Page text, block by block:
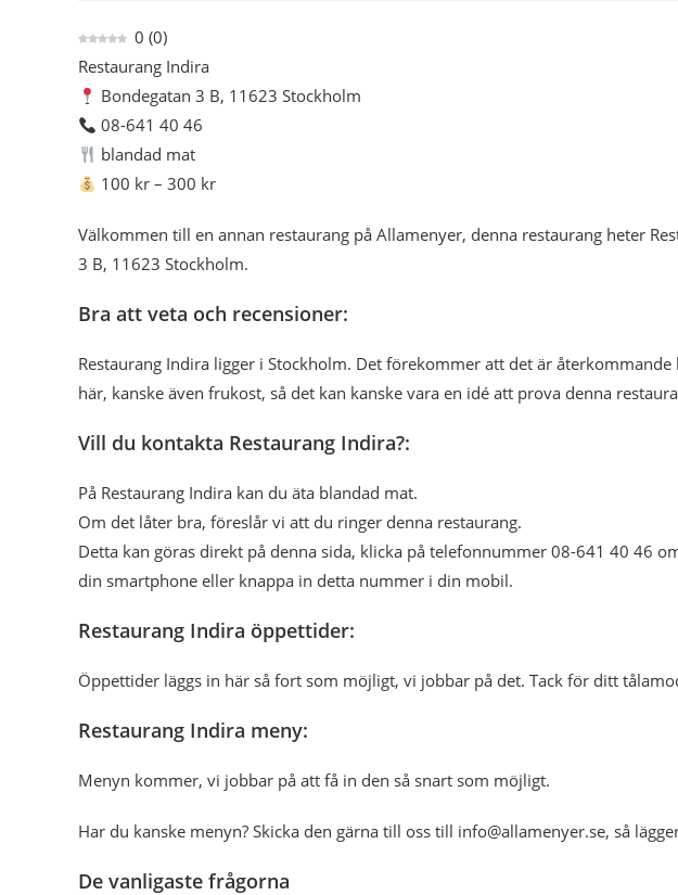
0 (0)
Restaurang Indira
Bondegatan 3 B, 11623 Stockholm
08-641 40 46
blandad mat
100 kr – 300 kr
Välkommen till en annan restaurang på Allamenyer, denna restaurang heter
3 B, 11623 Stockholm.
Bra att veta och recensioner:
Restaurang Indira ligger i Stockholm. Det förekommer att det är
här, kanske även frukost, så det kan kanske vara en idé att prova denna
Vill du kontakta Restaurang Indira?:
På Restaurang Indira kan du äta blandad mat.
Om det låter bra, föreslår vi att du ringer denna restaurang.
Detta kan göras direkt på denna sida, klicka på telefonnummer 08-641 40 46
din smartphone eller knappa in detta nummer i din mobil.
Restaurang Indira öppettider:
Öppettider läggs in här så fort som möjligt, vi jobbar på det. Tack för ditt
Restaurang Indira meny:
Menyn kommer, vi jobbar på att få in den så snart som möjligt.
Har du kanske menyn? Skicka den gärna till oss till info@allamenyer.se, så
De vanligaste frågorna